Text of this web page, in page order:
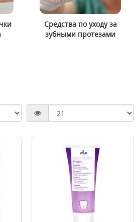
Средства по уходу за
зубными протезами